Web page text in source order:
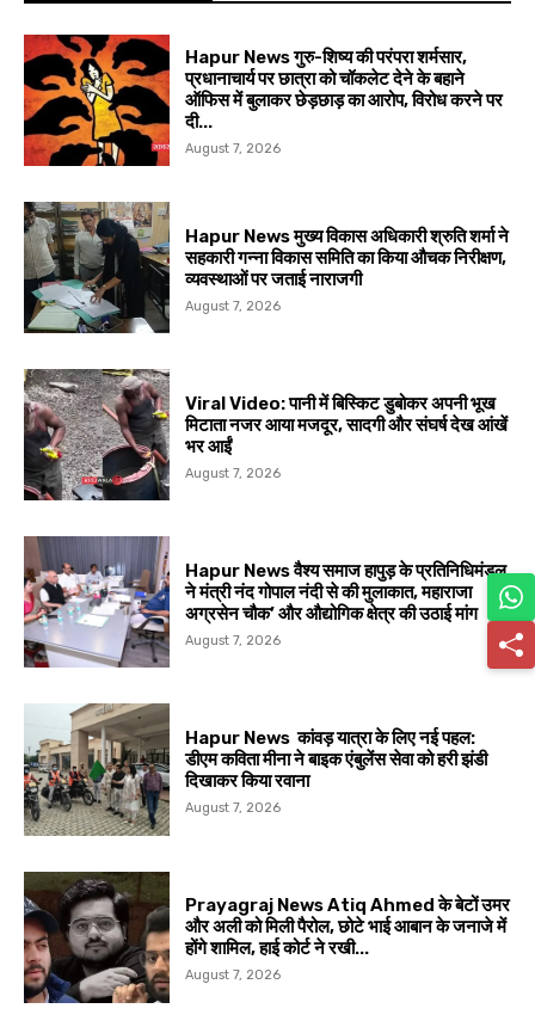
Hapur News गुरु-शिष्य की परंपरा शर्मसार,
प्रधानाचार्य पर छात्रा को चॉकलेट देने के बहाने
ऑफिस में बुलाकर छेड़छाड़ का आरोप, विरोध करने पर
दी...
August 7, 2026
Hapur News मुख्य विकास अधिकारी श्रुति शर्मा ने
सहकारी गन्ना विकास समिति का किया औचक निरीक्षण,
व्यवस्थाओं पर जताई नाराजगी
August 7, 2026
Viral Video: पानी में बिस्किट डुबोकर अपनी भूख
मिटाता नजर आया मजदूर, सादगी और संघर्ष देख आंखें
भर आईं
August 7, 2026
Hapur News वैश्य समाज हापुड़ के प्रतिनिधिमंडल
ने मंत्री नंद गोपाल नंदी से की मुलाकात, महाराजा
अग्रसेन चौक’ और औद्योगिक क्षेत्र की उठाई मांग
August 7, 2026
Hapur News कांवड़ यात्रा के लिए नई पहल:
डीएम कविता मीना ने बाइक एंबुलेंस सेवा को हरी झंडी
दिखाकर किया रवाना
August 7, 2026
Prayagraj News Atiq Ahmed के बेटों उमर
और अली को मिली पैरोल, छोटे भाई आबान के जनाजे में
होंगे शामिल, हाई कोर्ट ने रखी...
August 7, 2026